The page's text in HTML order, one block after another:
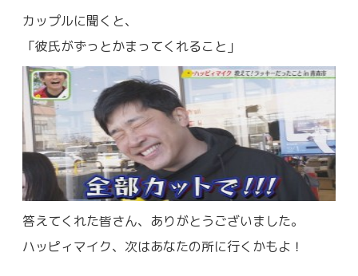
カップルに聞くと、
「彼氏がずっとかまってくれること」
答えてくれた皆さん、ありがとうございました。
ハッピィマイク、次はあなたの所に行くかもよ！